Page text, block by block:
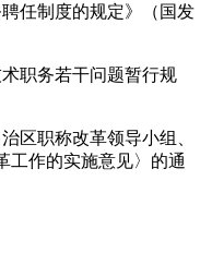
任制度的规定》（国发
职务若干问题暂行规
区职称改革领导小组、
工作的实施意见〉的通